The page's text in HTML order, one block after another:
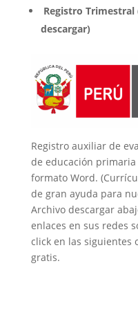
Registro Trimestral
descargar)
Registro auxiliar de
de educación
formato Word.
de gran ayuda para
Archivo descargar
enlaces en sus redes
click en las siguientes
gratis.